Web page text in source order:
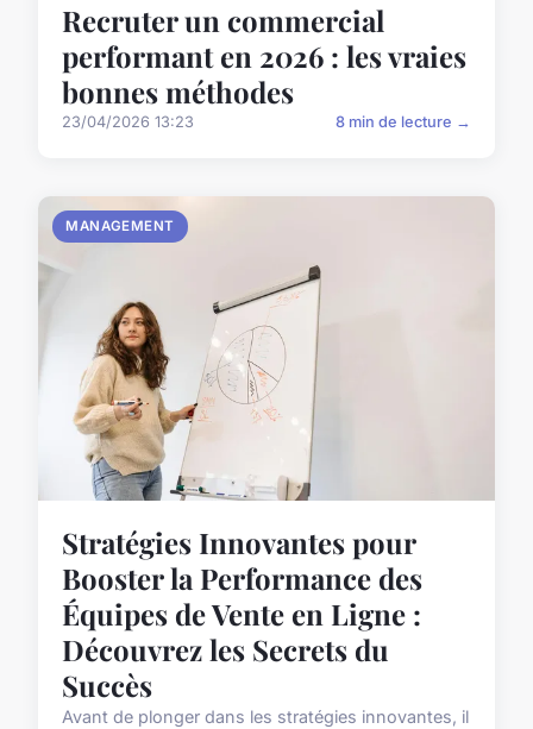
Recruter un commercial
performant en 2026 : les vraies
bonnes méthodes
23/04/2026 13:23 8 min de lecture →
MANAGEMENT
Stratégies Innovantes pour
Booster la Performance des
Équipes de Vente en Ligne :
Découvrez les Secrets du
Succès
Avant de plonger dans les stratégies innovantes, il